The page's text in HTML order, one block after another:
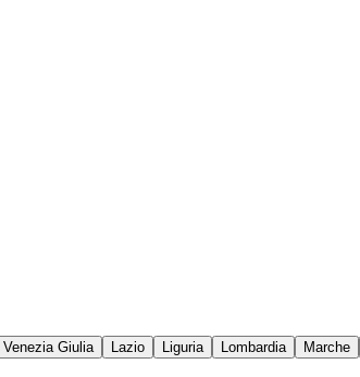
Venezia Giulia Lazio Liguria Lombardia Marche